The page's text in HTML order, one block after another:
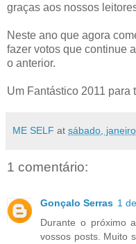
graças aos nossos
Neste ano que agora
fazer votos que continue
o anterior.
Um Fantástico 2011 para
ME SELF at sábado,
1 comentário:
Gonçalo Serras 1
Durante o próximo
vossos posts. Muito